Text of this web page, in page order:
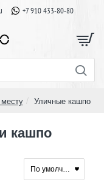
+7 910 433-80-80
Уличные кашпо
кашпо